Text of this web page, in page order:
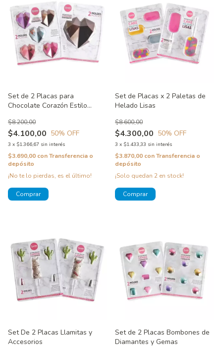
Set de 2 Placas para
Chocolate Corazón Estilo
$4.100,00
$8.200,00
50% OFF
3 x $1.366,67 sin interés
$3.690,00 conTransferencia o
depósito
¡No te lo pierdas, es el último!
Set de Placas x 2 Paletas de
Helado Lisas
$4.300,00
$8.600,00
50% OFF
3 x $1.433,33 sin interés
$3.870,00 conTransferencia o
depósito
¡Solo quedan 2 en stock!
Set De 2 Placas Llamitas y
Accesorios
Set de 2 Placas Bombones de
Diamantes y Gemas